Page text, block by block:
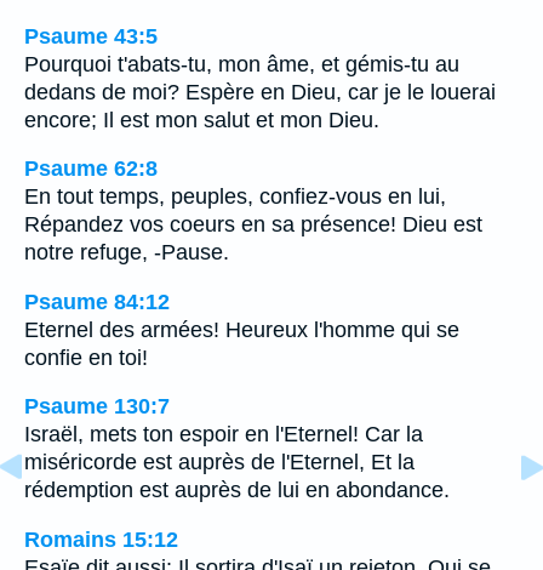
Psaume 43:5
Pourquoi t'abats-tu, mon âme, et gémis-tu au
dedans de moi? Espère en Dieu, car je le louerai
encore; Il est mon salut et mon Dieu.
Psaume 62:8
En tout temps, peuples, confiez-vous en lui,
Répandez vos coeurs en sa présence! Dieu est
notre refuge, -Pause.
Psaume 84:12
Eternel des armées! Heureux l'homme qui se
confie en toi!
Psaume 130:7
Israël, mets ton espoir en l'Eternel! Car la
miséricorde est auprès de l'Eternel, Et la
rédemption est auprès de lui en abondance.
Romains 15:12